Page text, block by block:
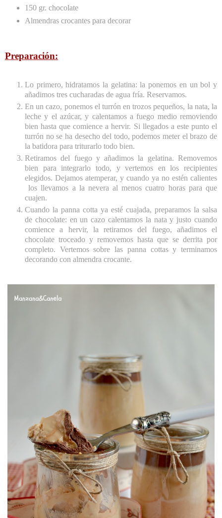
150 gr. chocolate
Almendras crocantes para decorar
Preparación:
Lo primero, hidratamos la gelatina: la ponemos en un bol y
añadimos tres cucharadas de agua fría. Reservamos.
En un cazo, ponemos el turrón en trozos pequeños, la nata, la
leche y el azúcar, y calentamos a fuego medio removiendo
bien hasta que comience a hervir. Si llegados a este punto el
turrón no se ha desecho del todo, podemos meter el brazo de
la batidora para triturarlo todo bien.
Retiramos del fuego y añadimos la gelatina. Removemos
bien para integrarlo todo, y vertemos en los recipientes
elegidos. Dejamos atemperar, y cuando ya no estén calientes
los llevamos a la nevera al menos cuatro horas para que
cuajen.
Cuando la panna cotta ya esté cuajada, preparamos la salsa
de chocolate: en un cazo calentamos la nata y justo cuando
comience a hervir, la retiramos del fuego, añadimos el
chocolate troceado y removemos hasta que se derrita por
completo. Vertemos sobre las panna cottas y terminamos
decorando con almendra crocante.